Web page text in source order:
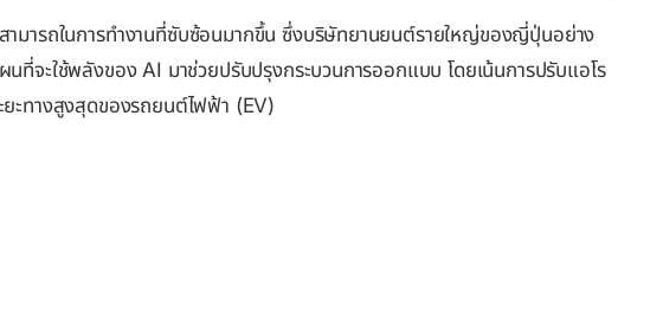
ามารถในการทำงานที่ซับซ้อนมากขึ้น ซึ่งบริษัทยานยนต์รายใหญ่ของญี่ปุ่นอย่าง
ที่จะใช้พลังของ AI มาช่วยปรับปรุงกระบวนการออกแบบ โดยเน้นการปรับแอโร
ยะทางสูงสุดของรถยนต์ไฟฟ้า (EV)